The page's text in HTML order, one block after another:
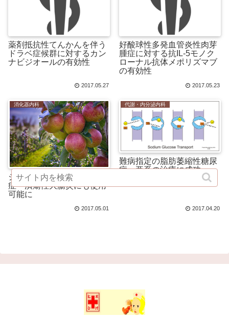
薬剤抵抗性てんかんを伴う
ドラベ症候群に対するカン
ナビジオールの有効性
2017.05.27
好酸球性多発血管炎性肉芽
腫症に対する抗IL-5モノク
ローナル抗体メポリズマブ
の有効性
2017.05.23
消化器内科
シンポニーに新たな適応
症 潰瘍性大腸炎にも使用
可能に
2017.05.01
代謝・内分泌内科
難病指定の脂肪萎縮性糖尿
病一亜系の治療に成功
2017.04.20